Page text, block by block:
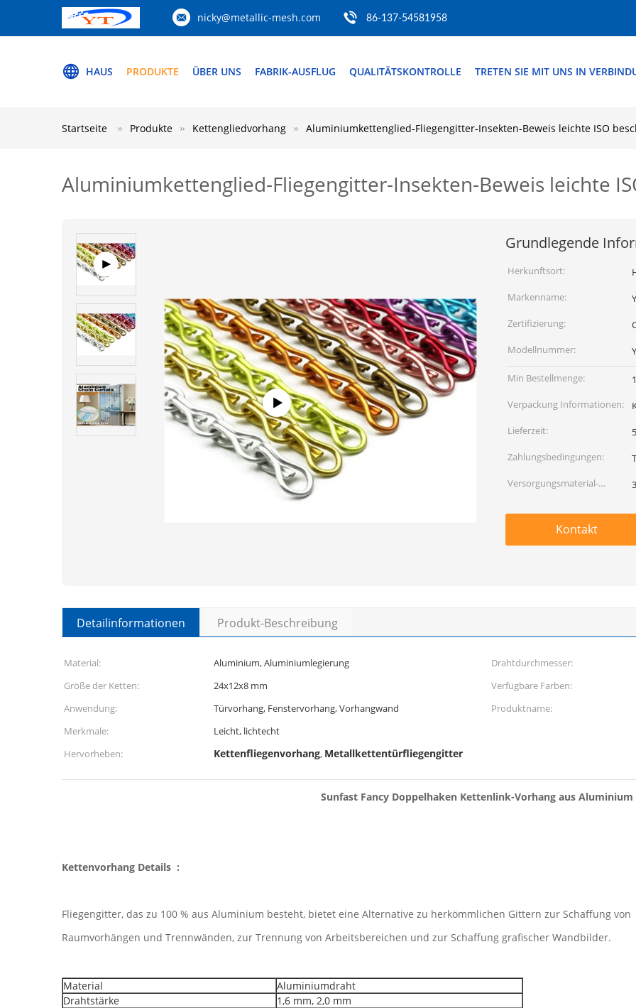
nicky@metallic-mesh.com 86-137-54581958
HAUS PRODUKTE ÜBER UNS FABRIK-AUSFLUG QUALITÄTSKONTROLLE TRETEN SIE MIT UNS IN
Startseite Produkte Kettengliedvorhang Aluminiumkettenglied-Fliegengitter-Insekten-Beweis leichte ISO
Aluminiumkettenglied-Fliegengitter-Insekten-Beweis leichte
Grundlegende
Herkunftsort:
Markenname:
Zertifizierung:
Modellnummer:
Min Bestellmenge:
Verpackung Informationen:
Lieferzeit:
Zahlungsbedingungen:
Versorgungsmaterial-
Kontakt
Detailinformationen Produkt-Beschreibung
Material: Aluminium, Aluminiumlegierung
Drahtdurchmesser:
Größe der Ketten:
24x12x8 mm
Verfügbare Farben:
Anwendung:
Türvorhang, Fenstervorhang, Vorhangwand
Produktname:
Merkmale:
Leicht, lichtecht
Hervorheben:
Kettenfliegenvorhang, Metallkettentürfliegengitter
Sunfast Fancy Doppelhaken Kettenlink-Vorhang aus Aluminium
Kettenvorhang Details :
Fliegengitter, das zu 100 % aus Aluminium besteht, bietet eine Alternative zu herkömmlichen Gittern zur Schaffung von
Raumvorhängen und Trennwänden, zur Trennung von Arbeitsbereichen und zur Schaffung grafischer Wandbilder.
Material
Aluminiumdraht
Drahtstärke
1,6 mm, 2,0 mm